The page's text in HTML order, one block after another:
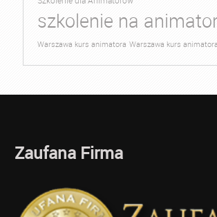
szkolenie na
Warszawa kurs animatora Warszawa kurs
Zaufana Firma